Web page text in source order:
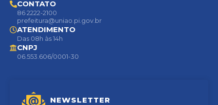
NEWSLETTER
CONTATO
86 2222-2100
prefeitura@uniao.pi.gov.br
ATENDIMENTO
Das 08h às 14h
CNPJ
06.553.606/0001-30